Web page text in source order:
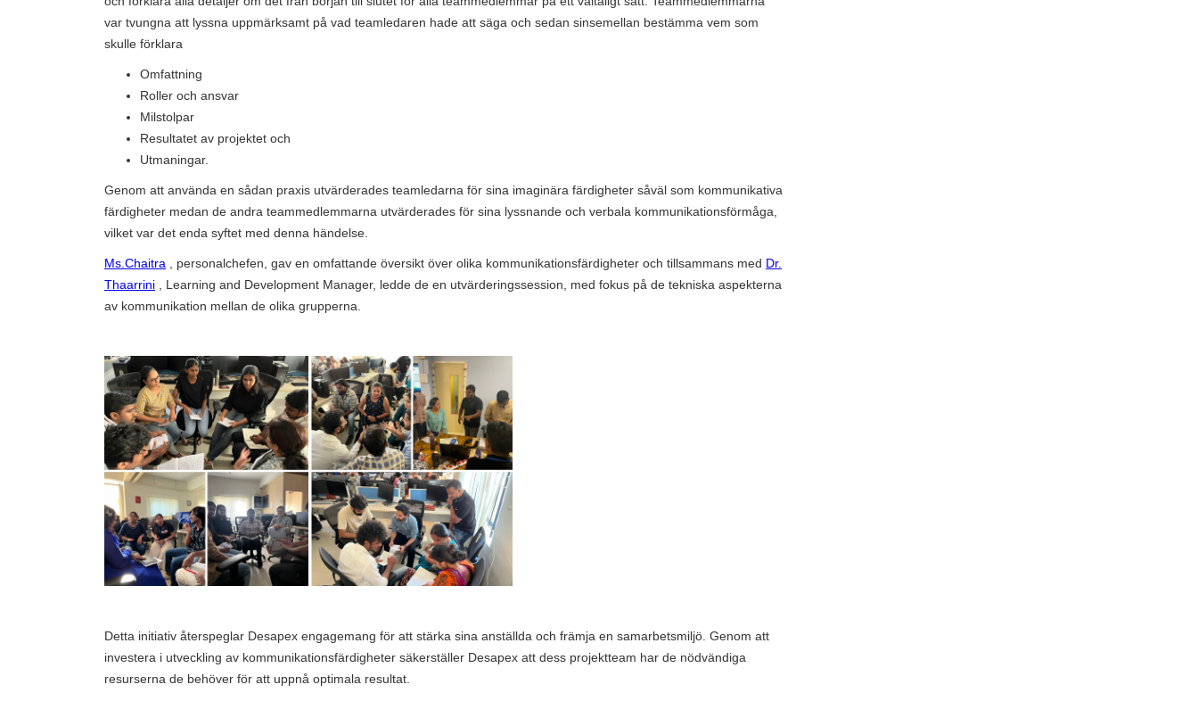
var tvungna att lyssna uppmärksamt på vad teamledaren hade att säga och sedan sinsemellan bestämma vem som
skulle förklara
Omfattning
Roller och ansvar
Milstolpar
Resultatet av projektet och
Utmaningar.
Genom att använda en sådan praxis utvärderades teamledarna för sina imaginära färdigheter såväl som kommunikativa
färdigheter medan de andra teammedlemmarna utvärderades för sina lyssnande och verbala kommunikationsförmåga,
vilket var det enda syftet med denna händelse.
Ms.Chaitra , personalchefen, gav en omfattande översikt över olika kommunikationsfärdigheter och tillsammans med Dr.
Thaarrini , Learning and Development Manager, ledde de en utvärderingssession, med fokus på de tekniska aspekterna
av kommunikation mellan de olika grupperna.
Detta initiativ återspeglar Desapex engagemang för att stärka sina anställda och främja en samarbetsmiljö. Genom att
investera i utveckling av kommunikationsfärdigheter säkerställer Desapex att dess projektteam har de nödvändiga
resurserna de behöver för att uppnå optimala resultat.